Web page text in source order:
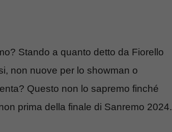
Stando a quanto detto da Fiorello
non nuove per lo showman o
Questo non lo sapremo finché
prima della finale di Sanremo 2024.